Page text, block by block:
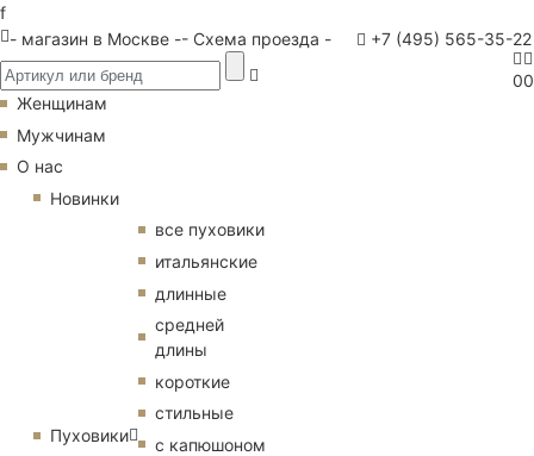
f
- магазин в Москве -- Схема проезда - +7 (495) 565-35-22
00
Женщинам
Мужчинам
О нас
Новинки
Пуховики
все пуховики
итальянские
длинные
средней
длины
короткие
стильные
с капюшоном